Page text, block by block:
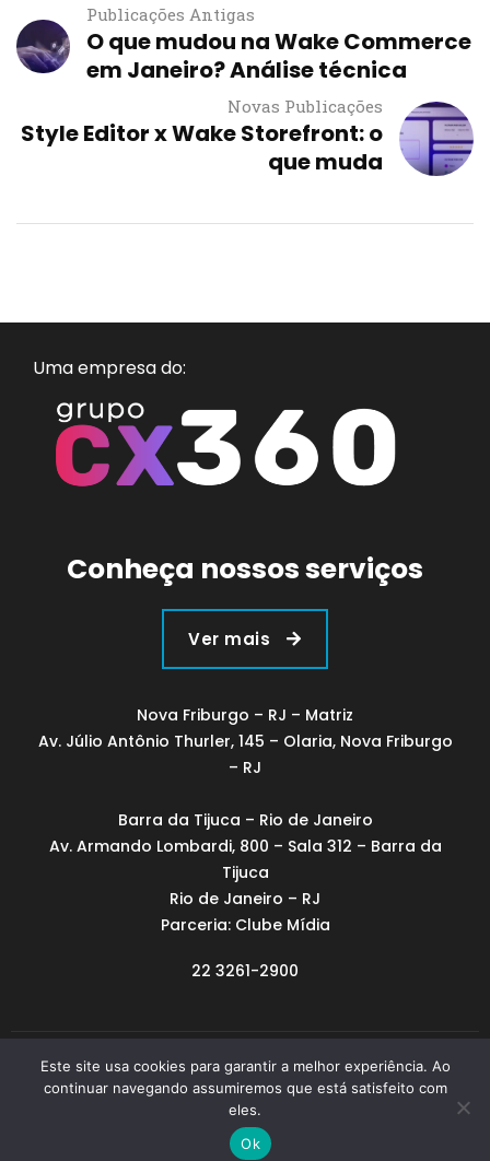
Publicações Antigas
O que mudou na Wake Commerce
em Janeiro? Análise técnica
Novas Publicações
Style Editor x Wake Storefront: o
que muda
Uma empresa do:
Conheça nossos serviços
Ver mais
Nova Friburgo – RJ – Matriz
Av. Júlio Antônio Thurler, 145 – Olaria, Nova Friburgo
– RJ
Barra da Tijuca – Rio de Janeiro
Av. Armando Lombardi, 800 – Sala 312 – Barra da
Tijuca
Rio de Janeiro – RJ
Parceria: Clube Mídia
22 3261-2900
Feito em Nova Friburgo
Copyright © 2023 Todos os direitos reservados.
Este site usa cookies para garantir a melhor experiência. Ao
continuar navegando assumiremos que está satisfeito com
eles.
Ok